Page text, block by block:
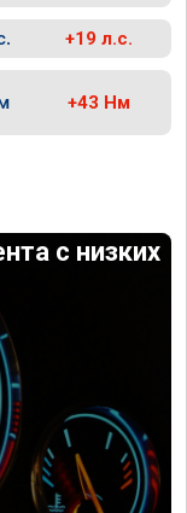
+19 л.с.
+43 Нм
с низких